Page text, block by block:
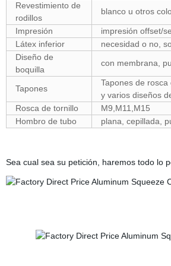
Revestimiento de
rodillos
blanco u otros
Impresión
impresión offset/
Látex inferior
necesidad o no,
Diseño de
boquilla
con membrana,
Tapones
Tapones de
y varios diseños
Rosca de tornillo
M9,M11,M15
Hombro de tubo
plana, cepillada,
Sea cual sea su petición, haremos todo lo